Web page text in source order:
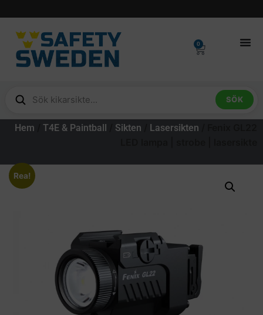
0
SÖK
Hem T4E & Paintball Sikten Lasersikten
Rea!